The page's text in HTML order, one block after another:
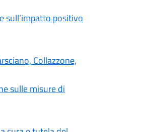
sull’impatto positivo
Collazzone,
sulle misure di